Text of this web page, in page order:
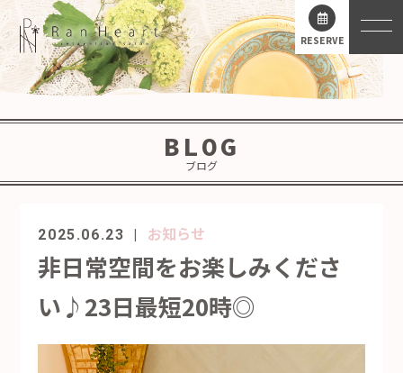
RESERVE
BLOG
ブログ
2025.06.23 お知らせ
非日常空間をお楽しみくださ
い♪23日最短20時◎